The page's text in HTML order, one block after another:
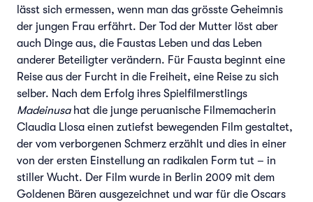
lässt sich ermessen, wenn man das grösste Geheimnis
der jungen Frau erfährt. Der Tod der Mutter löst aber
auch Dinge aus, die Faustas Leben und das Leben
anderer Beteiligter verändern. Für Fausta beginnt eine
Reise aus der Furcht in die Freiheit, eine Reise zu sich
selber. Nach dem Erfolg ihres Spielfilmerstlings
Madeinusa hat die junge peruanische Filmemacherin
Claudia Llosa einen zutiefst bewegenden Film gestaltet,
der vom verborgenen Schmerz erzählt und dies in einer
von der ersten Einstellung an radikalen Form tut – in
stiller Wucht. Der Film wurde in Berlin 2009 mit dem
Goldenen Bären ausgezeichnet und war für die Oscars